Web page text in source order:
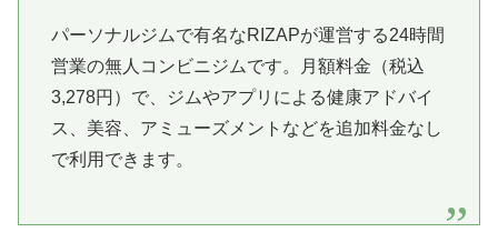
パーソナルジムで有名なRIZAPが運営する24時間
営業の無人コンビニジムです。月額料金（税込
3,278円）で、ジムやアプリによる健康アドバイ
ス、美容、アミューズメントなどを追加料金なし
で利用できます。